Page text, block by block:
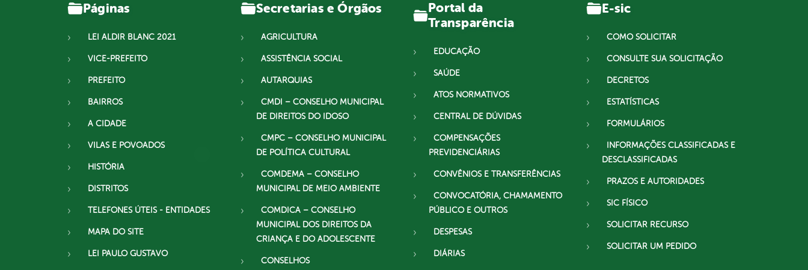
Páginas
LEI ALDIR BLANC 2021
VICE-PREFEITO
PREFEITO
BAIRROS
A CIDADE
VILAS E POVOADOS
HISTÓRIA
DISTRITOS
TELEFONES ÚTEIS - ENTIDADES
MAPA DO SITE
LEI PAULO GUSTAVO
Secretarias e Órgãos
AGRICULTURA
ASSISTÊNCIA SOCIAL
AUTARQUIAS
CMDI – CONSELHO MUNICIPAL
DE DIREITOS DO IDOSO
CMPC – CONSELHO MUNICIPAL
DE POLÍTICA CULTURAL
COMDEMA – CONSELHO
MUNICIPAL DE MEIO AMBIENTE
COMDICA – CONSELHO
MUNICIPAL DOS DIREITOS DA
CRIANÇA E DO ADOLESCENTE
CONSELHOS
Portal da
Transparência
EDUCAÇÃO
SAÚDE
ATOS NORMATIVOS
CENTRAL DE DÚVIDAS
COMPENSAÇÕES
PREVIDENCIÁRIAS
CONVÊNIOS E TRANSFERÊNCIAS
CONVOCATÓRIA, CHAMAMENTO
PÚBLICO E OUTROS
DESPESAS
DIÁRIAS
E-sic
COMO SOLICITAR
CONSULTE SUA SOLICITAÇÃO
DECRETOS
ESTATÍSTICAS
FORMULÁRIOS
INFORMAÇÕES CLASSIFICADAS E
DESCLASSIFICADAS
PRAZOS E AUTORIDADES
SIC FÍSICO
SOLICITAR RECURSO
SOLICITAR UM PEDIDO